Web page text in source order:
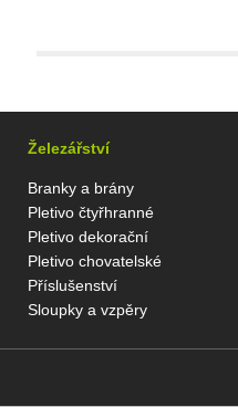
Železářství
Branky a brány
Pletivo čtyřhranné
Pletivo dekorační
Pletivo chovatelské
Příslušenství
Sloupky a vzpěry